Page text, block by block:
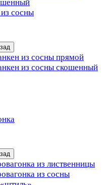
сосны
из сосны прямой
из сосны скошенный
из лиственницы
из сосны